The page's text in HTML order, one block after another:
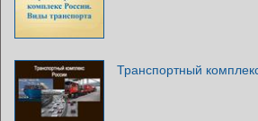
Транспортный